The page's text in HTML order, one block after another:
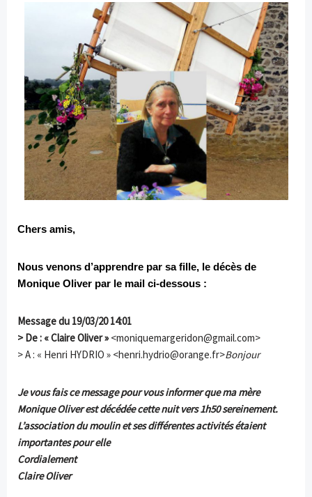
Chers amis,
Nous venons d’apprendre par sa fille, le décès de
Monique Oliver par le mail ci-dessous :
Message du 19/03/20 14:01
> De : « Claire Oliver »<moniquemargeridon@gmail.com>
> A : « Henri HYDRIO » <henri.hydrio@orange.fr>Bonjour
Je vous fais ce message pour vous informer que ma mère
Monique Oliver est décédée cette nuit vers 1h50 sereinement.
L’association du moulin et ses différentes activités étaient
importantes pour elle
Cordialement
Claire Oliver